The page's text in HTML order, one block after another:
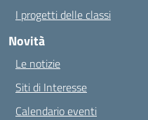
I progetti delle classi
Novità
Le notizie
Siti di Interesse
Calendario eventi